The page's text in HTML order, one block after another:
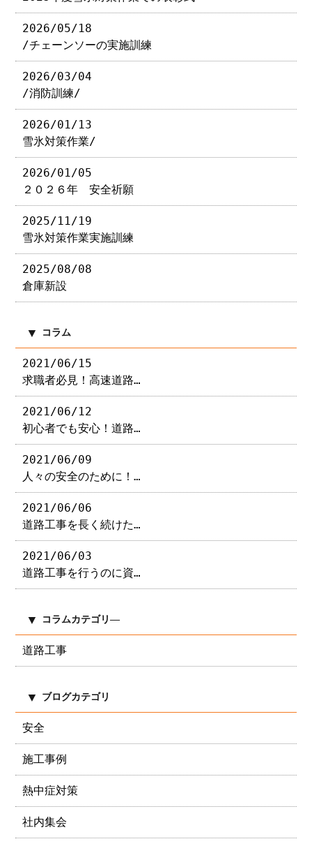
2026/05/18
/チェーンソーの実施訓練
2026/03/04
/消防訓練/
2026/01/13
雪氷対策作業/
2026/01/05
２０２６年 安全祈願
2025/11/19
雪氷対策作業実施訓練
2025/08/08
倉庫新設
コラム
2021/06/15
求職者必見！高速道路…
2021/06/12
初心者でも安心！道路…
2021/06/09
人々の安全のために！…
2021/06/06
道路工事を長く続けた…
2021/06/03
道路工事を行うのに資…
コラムカテゴリ―
道路工事
ブログカテゴリ
安全
施工事例
熱中症対策
社内集会